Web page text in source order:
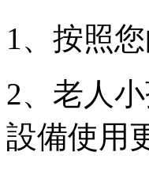
1、按照
2、老人
設備使用